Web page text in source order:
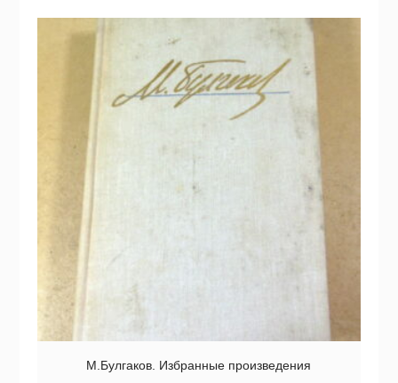
М.Булгаков. Избранные произведения